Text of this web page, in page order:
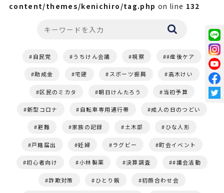
content/themes/kenichiro/tag.php on line 132
自民党 うちけん会議 視察 #産後ケア
助成金 宅建 スポーツ振興 高木けい
区民のミカタ 朝日けんたろう 当初予算
新型コロナ 自転車専用通行帯 成人の日のつどい
避難 家族の記録 土木部 ひな人形
戸籍届出 妊婦 ラグビー 町会イベント
初心者向け 小林製薬 決算調査 #議会活動
詐欺対策 ひとり親 初顔合わせ会